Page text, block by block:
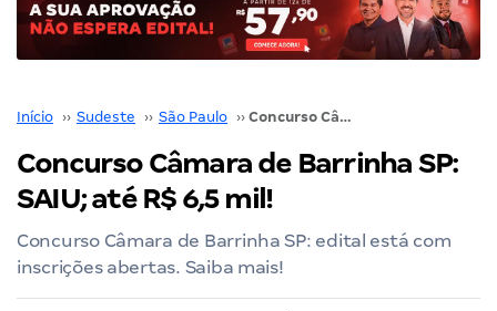
Início ›› Sudeste ›› São Paulo ›› Concurso Câmara de Barrinha SP: SAIU; até R$ 6,5 mil!
Concurso Câmara de Barrinha SP:
SAIU; até R$ 6,5 mil!
Concurso Câmara de Barrinha SP: edital está com
inscrições abertas. Saiba mais!